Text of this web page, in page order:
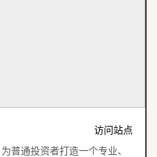
访问站点
普通投资者打造一个专业、